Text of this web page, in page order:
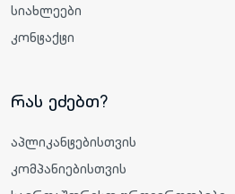
სიახლეები
კონტაქტი
რას ეძებთ?
აპლიკანტებისთვის
კომპანიებისთვის